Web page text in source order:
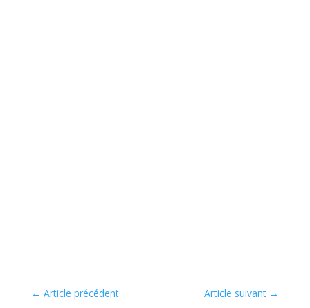
← Article précédent Article suivant →